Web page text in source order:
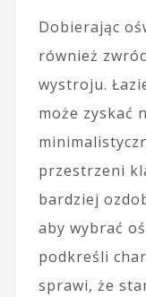
Dobierając
również
wystroju.
może zyskać
przestrzeni
bardziej
aby wybrać
podkreśli
sprawi, że